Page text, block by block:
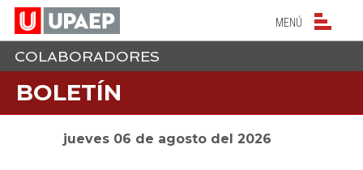
NAVEGACIÓN
MENÚ
COLABORADORES
BOLETÍN
jueves 06 de agosto del 2026